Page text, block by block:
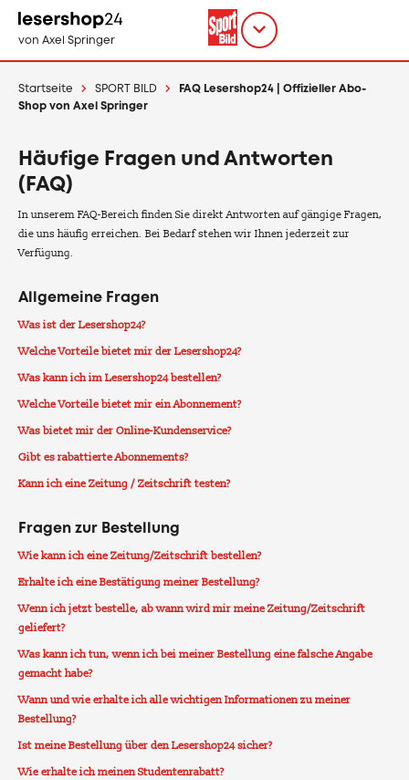
zum
Inhalt
von Axel Springer
Titel
Startseite SPORT BILD
FAQ Lesershop24 | Offizieller Abo-
Shop von Axel Springer
Häufige Fragen und Antworten
(FAQ)
In unserem FAQ-Bereich finden Sie direkt Antworten auf gängige Fragen,
die uns häufig erreichen. Bei Bedarf stehen wir Ihnen jederzeit zur
Verfügung.
Allgemeine Fragen
Was ist der Lesershop24?
Welche Vorteile bietet mir der Lesershop24?
Was kann ich im Lesershop24 bestellen?
Welche Vorteile bietet mir ein Abonnement?
Was bietet mir der Online-Kundenservice?
Gibt es rabattierte Abonnements?
Kann ich eine Zeitung / Zeitschrift testen?
Fragen zur Bestellung
Wie kann ich eine Zeitung/Zeitschrift bestellen?
Erhalte ich eine Bestätigung meiner Bestellung?
Wenn ich jetzt bestelle, ab wann wird mir meine Zeitung/Zeitschrift
geliefert?
Was kann ich tun, wenn ich bei meiner Bestellung eine falsche Angabe
gemacht habe?
Wann und wie erhalte ich alle wichtigen Informationen zu meiner
Bestellung?
Ist meine Bestellung über den Lesershop24 sicher?
Wie erhalte ich meinen Studentenrabatt?